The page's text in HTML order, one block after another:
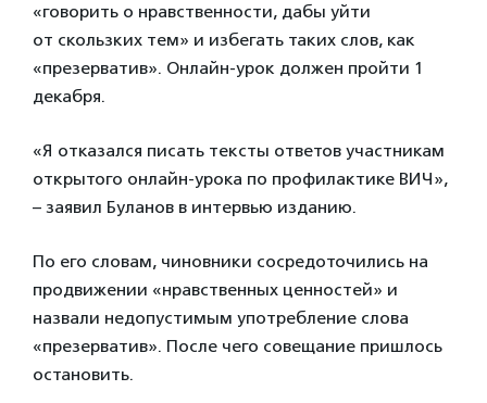
«говорить о нравственности, дабы уйти
от скользких тем» и избегать таких слов, как
«презерватив». Онлайн-урок должен пройти 1
декабря.
«Я отказался писать тексты ответов участникам
открытого онлайн-урока по профилактике ВИЧ»,
– заявил Буланов в интервью изданию.
По его словам, чиновники сосредоточились на
продвижении «нравственных ценностей» и
назвали недопустимым употребление слова
«презерватив». После чего совещание пришлось
остановить.